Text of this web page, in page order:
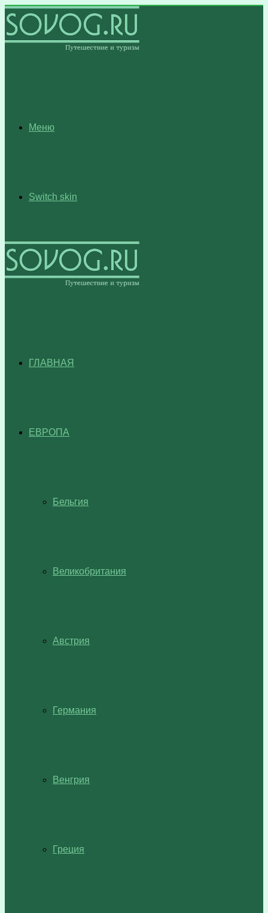
Меню
Switch skin
ГЛАВНАЯ
ЕВРОПА
Бельгия
Великобритания
Австрия
Германия
Венгрия
Греция